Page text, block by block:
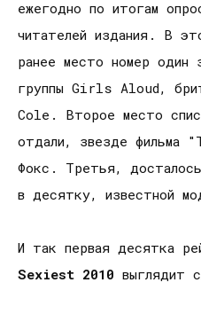
ежегодно по итогам
читателей издания. В
ранее место номер один
группы Girls Aloud,
Cole. Второе место
отдали, звезде фильма
Фокс. Третья, досталось
в десятку, известной
И так первая десятка
Sexiest 2010 выглядит